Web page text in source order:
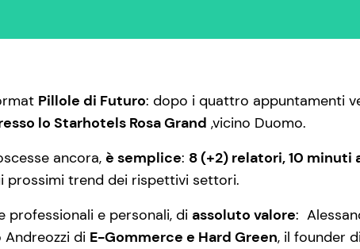
Pillole di Futuro: dopo i quattro appuntamenti
lo Starhotels Rosa Grand ,vicino Duomo.
ancora, è semplice: 8 (+2) relatori, 10 minuti
prossimi trend dei rispettivi settori.
professionali e personali, di assoluto valore:
di E-Gommerce e Hard Green, il founder di